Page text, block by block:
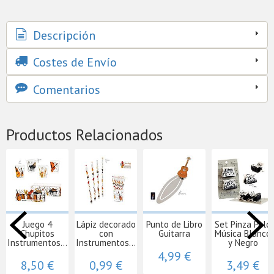
Descripción
Costes de Envío
Comentarios
Productos Relacionados
Juego 4
Chupitos
Instrumentos...
8,50 €
Lápiz decorado
con
Instrumentos...
0,99 €
Punto de Libro
Guitarra
4,99 €
Set Pinza Pelo
Música Blanco
y Negro
3,49 €